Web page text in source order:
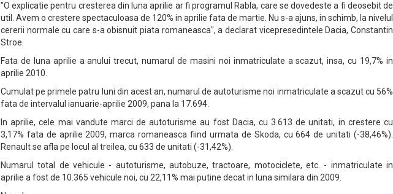
"O explicatie pentru cresterea din luna aprilie ar fi programul Rabla, care se dovedeste a fi deosebit de
util. Avem o crestere spectaculoasa de 120% in aprilie fata de martie. Nu s-a ajuns, in schimb, la nivelul
cererii normale cu care s-a obisnuit piata romaneasca", a declarat vicepresedintele Dacia, Constantin
Stroe.
Fata de luna aprilie a anului trecut, numarul de masini noi inmatriculate a scazut, insa, cu 19,7% in
aprilie 2010.
Cumulat pe primele patru luni din acest an, numarul de autoturisme noi inmatriculate a scazut cu 56%
fata de intervalul ianuarie-aprilie 2009, pana la 17.694.
In aprilie, cele mai vandute marci de autoturisme au fost Dacia, cu 3.613 de unitati, in crestere cu
3,17% fata de aprilie 2009, marca romaneasca fiind urmata de Skoda, cu 664 de unitati (-38,46%).
Renault se afla pe locul al treilea, cu 633 de unitati (-31,42%).
Numarul total de vehicule - autoturisme, autobuze, tractoare, motociclete, etc. - inmatriculate in
aprilie a fost de 10.365 vehicule noi, cu 22,11% mai putine decat in luna similara din 2009.